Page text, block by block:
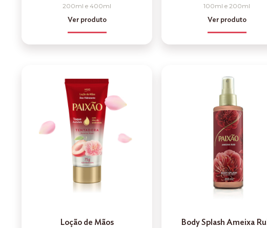
200ml e 400ml
Ver produto
100ml e 200ml
Ver produto
Loção de Mãos
Body Splash Ameixa